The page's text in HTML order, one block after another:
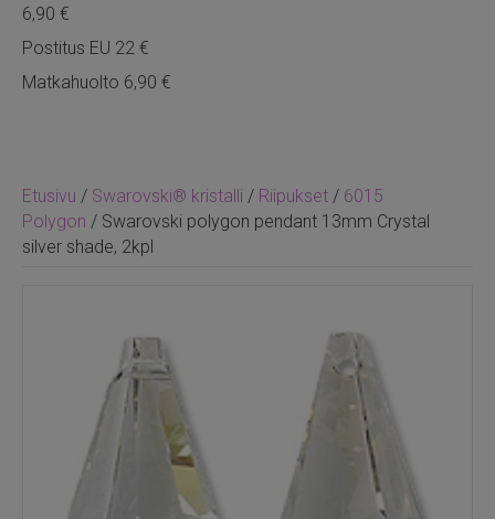
Etusivu / Swarovski® kristalli / Riipukset / 6015
Polygon / Swarovski polygon pendant 13mm Crystal
silver shade, 2kpl
6,90 €
Postitus EU 22 €
Matkahuolto 6,90 €